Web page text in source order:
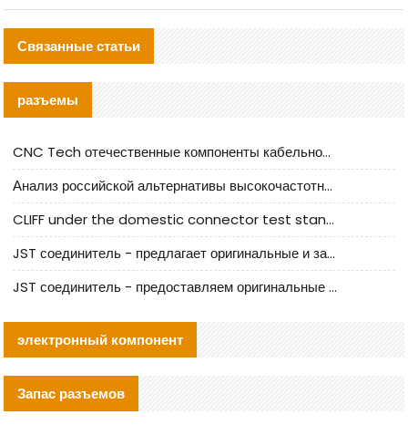
Связанные статьи
разъемы
CNC Tech отечественные компоненты кабельной арматуры оценка и руководство по производственному внедрению
Анализ российской альтернативы высокочастотных кабельных колодцев I-PEX
CLIFF under the domestic connector test standard update
JST соединитель - предлагает оригинальные и заменяющие JST NSHR-02V-S соединители
JST соединитель - предоставляем оригинальные JST GHR-09V-S соединители и их аналоги
электронный компонент
Запас разъемов